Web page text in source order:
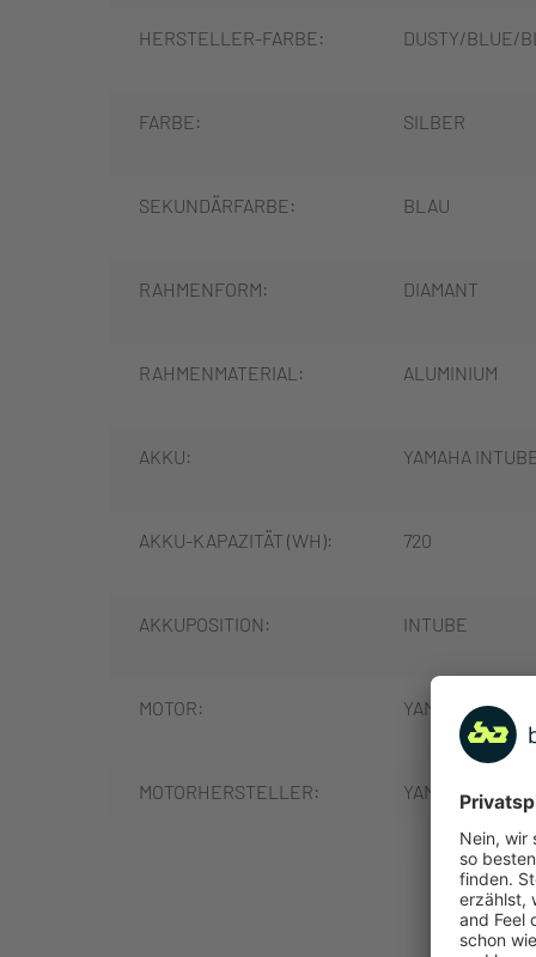
HERSTELLER-FARBE: DUSTY/BLUE/
FARBE: SILBER
SEKUNDÄRFARBE: BLAU
RAHMENFORM: DIAMANT
RAHMENMATERIAL: ALUMINIUM
AKKU: YAMAHA
AKKU-KAPAZITÄT (WH): 720
AKKUPOSITION: INTUBE
MOTOR: YAMAHA PW-
MOTORHERSTELLER: YAMAHA
MITTELMOTOR